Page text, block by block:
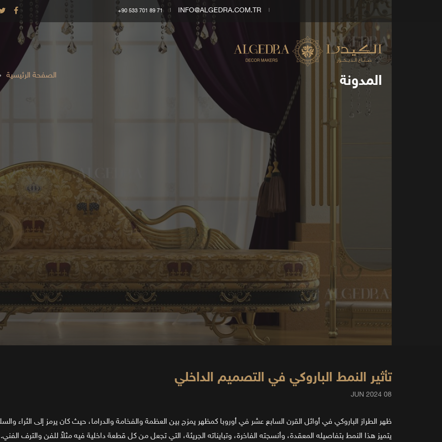
+90 533 701 89 71 INFO@ALGEDRA.COM.TR
المدونة الصفحة الرئيسية
تأثير النمط الباروكي في التصميم الداخلي
08 JUN 2024
ظهر الطراز الباروكي في أوائل القرن السابع عشر في أوروبا كمظهر يمزج بين العظمة والفخامة والدراما، حيث كان يرمز إلى الثراء
يتميز هذا النمط بتفاصيله المعقدة، وأنسجته الفاخرة، وتبايناته الجريئة، التي تجعل من كل قطعة داخلية فيه مثلاً للفن والترف الفني.